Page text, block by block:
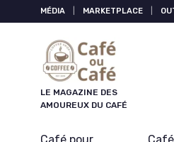
MÉDIA MARKETPLACE
LE MAGAZINE DES
AMOUREUX DU CAFÉ
Panneau de gestion des cookies